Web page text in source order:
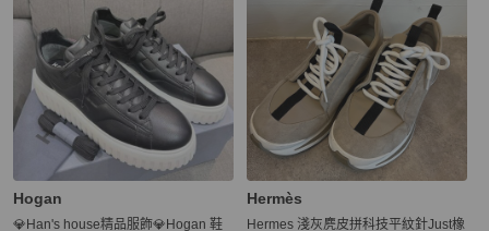
Hogan
💎Han's house精品服飾💎Hogan 鞋
Hermès
Hermes 淺灰麂皮拼科技平紋針Just橡